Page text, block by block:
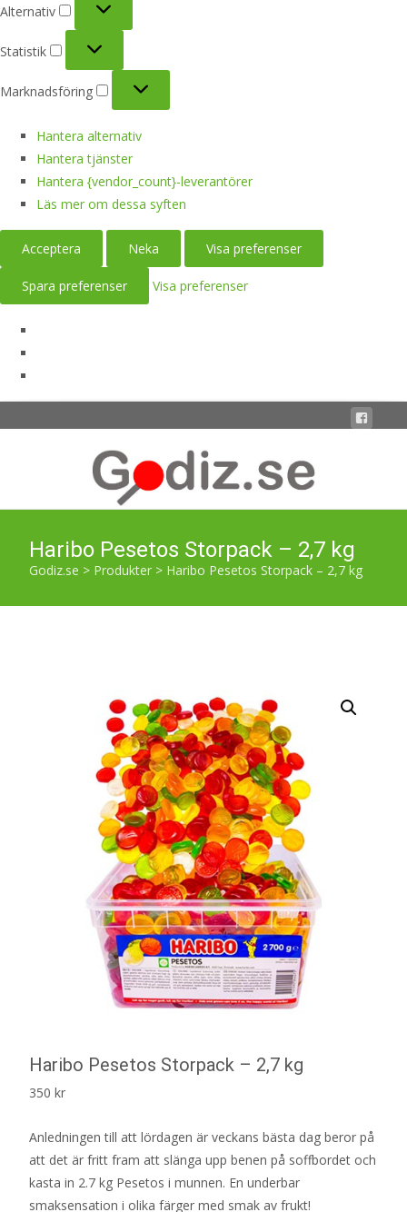
Alternativ
Statistik
Marknadsföring
Hantera alternativ
Hantera tjänster
Hantera {vendor_count}-leverantörer
Läs mer om dessa syften
Acceptera Neka Visa preferenser
Spara preferenser Visa preferenser
Haribo Pesetos Storpack – 2,7 kg
Godiz.se > Produkter > Haribo Pesetos Storpack – 2,7 kg
Haribo Pesetos Storpack – 2,7 kg
350 kr
Anledningen till att lördagen är veckans bästa dag beror på
att det är fritt fram att slänga upp benen på soffbordet och
kasta in 2.7 kg Pesetos i munnen. En underbar
smaksensation i olika färger med smak av frukt!